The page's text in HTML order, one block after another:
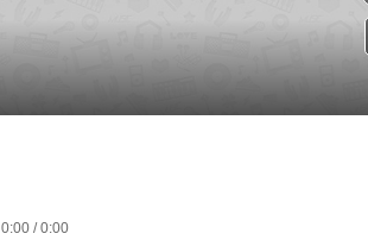
0:00 / 0:00